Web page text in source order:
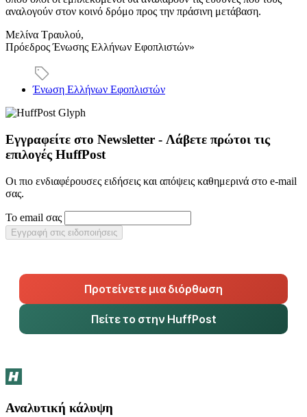
αναλογούν στον κοινό δρόμο προς την πράσινη μετάβαση.
Μελίνα Τραυλού,
Πρόεδρος Ένωσης Ελλήνων Εφοπλιστών»
Ένωση Ελλήνων Εφοπλιστών
Εγγραφείτε στο Newsletter - Λάβετε πρώτοι τις
επιλογές HuffPost
Οι πιο ενδιαφέρουσες ειδήσεις και απόψεις καθημερινά στο e-mail
σας.
Το email σας
Εγγραφή στις ειδοποιήσεις
Προτείνετε μια διόρθωση
Πείτε το στην HuffPost
Αναλυτική κάλυψη